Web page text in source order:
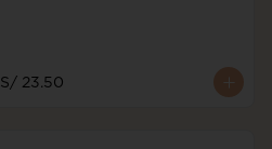
S/ 23.50